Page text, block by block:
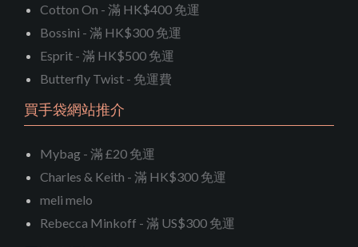
Cotton On - 滿 HK$400 免運
Bossini - 滿 HK$300 免運
Esprit - 滿 HK$500 免運
Butterfly Twist - 免運費
買手袋網站推介
Mybag - 滿 £20 免運
Charles & Keith - 滿 HK$300 免運
meli melo
Rebecca Minkoff - 滿 US$300 免運